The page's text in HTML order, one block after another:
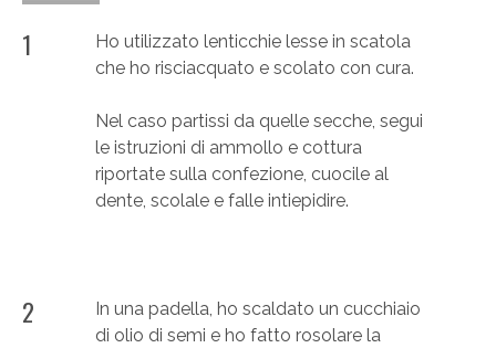
1
Ho utilizzato lenticchie lesse in scatola
che ho risciacquato e scolato con cura.
Nel caso partissi da quelle secche, segui
le istruzioni di ammollo e cottura
riportate sulla confezione, cuocile al
dente, scolale e falle intiepidire.
2
In una padella, ho scaldato un cucchiaio
di olio di semi e ho fatto rosolare la